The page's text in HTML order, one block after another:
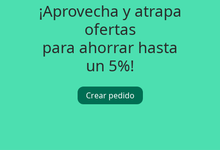
¡Aprovecha y atrapa
ofertas
para ahorrar hasta
un 5%!
Crear pedido